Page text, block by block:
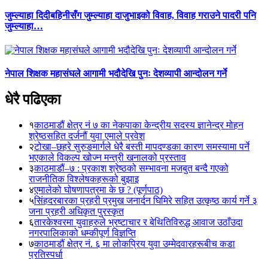
जुम्ल्याहा दिदीबहिनीसँग जुम्ल्याहा दाजुभाइको विवाह, विवाह गराउने पादरी पनि
जुम्ल्याहा…
नेपाल शिक्षक महासंघले आगामी भदौदेखि पुनः देशव्यापी आन्दोलन गर्ने
धेरै पढिएका
१काठमाडौं क्षेत्र नं ७ का नेकपाका केन्द्रीय सदस्य ज्ञानेन्द्र मोहन
श्रेष्ठसहित दर्जनौं युवा एमाले प्रवेश
२टोखा–छहरे सुरुङमार्गले धेरै बस्ती मापदण्डका कारण समस्यामा पर्ने
भएकाले विकल्प खोज्न मन्त्री खनालको प्रस्ताव
३काठमाडौं–७ : प्रकाश श्रेष्ठको सम्भावना मजबुत बन्दै गएको
राजनीतिक विश्लेषकहरूको बुझाइ
४एमालेको घोषणापत्रमा के छ ? (पूर्णपाठ)
५सिंहदरबारका प्रहरी प्रमुख जनार्दन घिमिरे सहित उत्कृष्ठ कार्य गर्ने ३
जना प्रहरी अधिकृत पुरस्कृत
६तारकेश्वरमा युवाहरुले भ्रष्टाचार र बेथितिविरुद्ध आवाज उठाँउदा
नगरपालिकाको धम्कीपूर्ण विज्ञप्ति
७काठमाडौं क्षेत्र नं. ६ मा लोकप्रिय युवा उम्मेदवारहरूबीच कडा
प्रतिस्पर्धा